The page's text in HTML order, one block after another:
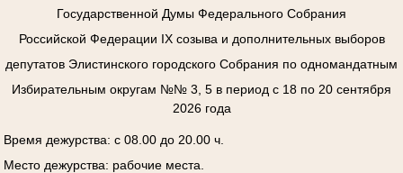
Государственной Думы Федерального Собрания
Российской Федерации IХ созыва и дополнительных выборов
депутатов Элистинского городского Собрания по одномандатным
Избирательным округам №№ 3, 5 в период с 18 по 20 сентября
2026 года
Время дежурства: с 08.00 до 20.00 ч.
Место дежурства: рабочие места.